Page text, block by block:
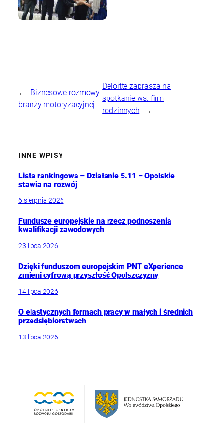
←
Biznesowe rozmowy
branży motoryzacyjnej
Deloitte zaprasza na
spotkanie ws. firm
rodzinnych
→
INNE WPISY
Lista rankingowa – Działanie 5.11 – Opolskie
stawia na rozwój
6 sierpnia 2026
Fundusze europejskie na rzecz podnoszenia
kwalifikacji zawodowych
23 lipca 2026
Dzięki funduszom europejskim PNT eXperience
zmieni cyfrową przyszłość Opolszczyzny
14 lipca 2026
O elastycznych formach pracy w małych i średnich
przedsiębiorstwach
13 lipca 2026